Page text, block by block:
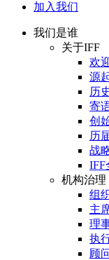
加入我们
我们是谁
关于IFF
欢
源
历
寄
创
历
战
IFF
机构治理
组
主
理
执
顾